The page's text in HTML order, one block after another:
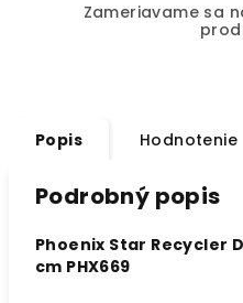
Zameriavame sa
Popis Hodnotenie
Podrobný popis
Phoenix Star Recycler
cm PHX669